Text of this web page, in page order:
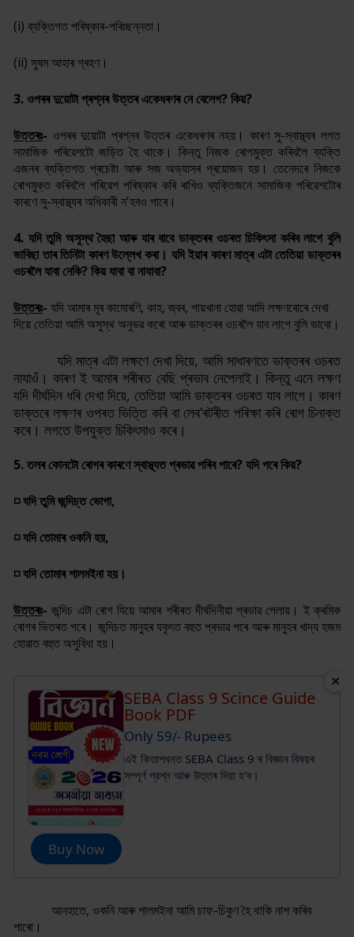
(i) ব্যক্তিগত পৰিষ্কাৰ-পৰিচ্ছন্নতা।
(ii) সুষম আহাৰ গ্ৰহণ।
3. ওপৰৰ দুয়োটা প্ৰশ্নৰ উত্তৰ একেধৰণৰ নে বেলেগ? কিয়?
উত্তৰঃ- ওপৰৰ দুয়োটা প্ৰশ্নৰ উত্তৰ একেধৰণৰ নহয়। কাৰণ সু-স্বাস্থ্যৰ লগত
সামাজিক পৰিৱেশটো জড়িত হৈ থাকে। কিন্তু নিজক ৰোগমুক্ত কৰিবলৈ ব্যক্তি
এজনৰ ব্যক্তিগত প্ৰচেষ্টা আৰু সজ অভ্যাসৰ প্ৰয়োজন হয়। তেনেদৰে নিজকে
ৰোগমুক্ত কৰিবলৈ পৰিৱেশ পৰিষ্কাৰ কৰি ৰাখিও ব্যক্তিজনে সামাজিক পৰিৱেশটোৰ
কাৰণে সু-স্বাস্থ্যৰ অধিকাৰী ন'হবও পাৰে।
4. যদি তুমি অসুস্থ হৈছা আৰু যাৰ বাবে ডাক্তৰৰ ওচৰত চিকিৎসা কৰিব লাগে বুলি
ভাবিছা তাৰ তিনিটা কাৰণ উল্লেখ কৰা। যদি ইয়াৰ কাৰণ মাত্ৰ এটা তেতিয়া ডাক্তৰৰ
ওচৰলৈ যাবা নেকি? কিয় যাবা বা নাযাবা?
উত্তৰঃ- যদি আমাৰ মূৰ কামোৰণি, কাহ, জ্বৰ, পায়খানা হোৱা আদি লক্ষণবোৰে দেখা
দিয়ে তেতিয়া আমি অসুস্থ অনুভৱ কৰো আৰু ডাক্তৰৰ ওচৰলৈ যাব লাগে বুলি ভাবো।
যদি মাত্ৰ এটা লক্ষণে দেখা দিয়ে, আমি সাধাৰণতে ডাক্তৰৰ ওচৰত
নাযাওঁ। কাৰণ ই আমাৰ শৰীৰত বেছি প্ৰভাব নেপেলাই। কিন্তু এনে লক্ষণ
যদি দীৰ্ঘদিন ধৰি দেখা দিয়ে, তেতিয়া আমি ডাক্তৰৰ ওচৰত যাব লাগে। কাৰণ
ডাক্তৰে লক্ষণৰ ওপৰত ভিত্তি কৰিবা লেব’ৰটৰীত পৰিক্ষা কৰি ৰোগ চিনাক্ত
কৰে। লগতে উপযুক্ত চিকিৎসাও কৰে।
5. তলৰ কোনটো ৰোগৰ কাৰণে স্বাস্থ্যত প্ৰভাৱ পৰিব পাৰে? যদি পৰে কিয়?
◽ যদি তুমি জন্দিচ্ত ভোগা,
◽ যদি তোমাৰ ওকনি হয়,
◽ যদি তোমাৰ শালমইনা হয়।
উত্তৰঃ- জন্দিচ এটা ৰোগ যিয়ে আমাৰ শৰীৰত দীৰ্ঘদিনীয়া প্ৰভাৱ পেলায়। ই ক্ৰমিক
ৰোগৰ ভিতৰত পৰে। জন্দিচত মানুহৰ যকৃৎত বহুত প্ৰভাৱ পৰে আৰু মানুহৰ খাদ্য হজম
হোৱাত বহুত অসুবিধা হয়।
Buy Now
SEBA Class 9 Scince Guide
Book PDF
Only 59/- Rupees
এই কিতাপখনত SEBA Class 9 ৰ বিজ্ঞান বিষয়ৰ
সম্পূর্ণ প্রশ্ন আৰু উত্তৰ দিয়া হ'ব।
✕
আনহাতে, ওকনি আৰু শালমইনা আমি চাফ-চিকুণ হৈ থাকি নাশ কৰিব
পাৰো।